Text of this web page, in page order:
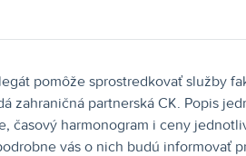
pomôže sprostredkovať služby
zahraničná partnerská CK. Popis
časový harmonogram i ceny
vás o nich budú